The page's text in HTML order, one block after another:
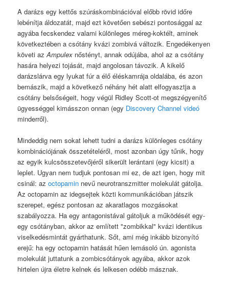
A darázs egy kettős szúráskombinációval előbb rövid időre
lebénítja áldozatát, majd ezt követően sebészi pontosággal az
agyába fecskendez valami különleges méreg-koktélt, aminek
következtében a csótány kvázi zombivá változik. Engedékenyen
követi azAmpulex nőstényt, annak odújába, ahol az a csótány
hasára helyezi tojását, majd angolosan távozik. A kikelő
darázslárva egy lyukat fúr a élő éléskamrája oldalába, és azon
bemászik, majd a következő néhány hét alatt elfogyasztja a
csótány belsőségeit, hogy végül Ridley Scott-ot megszégyenítő
ügyességgel kimásszon onnan (egy Discovery Channel videó
minderről).
Mindeddig nem sokat lehett tudni a darázs különleges csótány
kombinációjának összetételéről, most azonban úgy tűnik, hogy
az egyik kulcsösszetevőjéről sikerült lerántani (egy kicsit) a
leplet. Ugyan nem tudjuk pontosan mi ez, de azt igen, hogy mit
csinál: azoctopamin nevű neurotranszmitter molekulát gátolja.
Az octopamin az idegsejtek közti kommunikációban játszik
szerepet, egész pontosan az akaratlagos mozgásokat
szabályozza. Ha egy antagonistával gátoljuk a működését egy-
egy csótányban, akkor az említett "zombikkal" kvázi identikus
viselkedésmintát gyárthatunk. Sőt, ami még inkább bizonyító
erejű: ha egy octopamin hatását hűen lemásoló ún. agonista
molekulát juttatunk a zombicsótányok agyába, akkor azok
hirtelen újra életre kelnek és lelkesen odébb másznak.